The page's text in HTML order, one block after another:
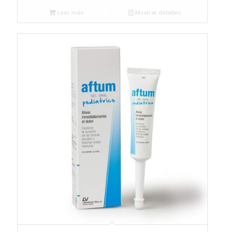
Leer más Mostrar detalles